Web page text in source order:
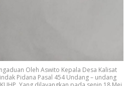
Oleh Aswito Kepala Desa Kalisat
Pidana Pasal 454 Undang – undang